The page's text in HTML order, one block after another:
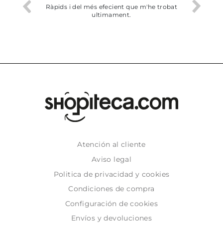
Ràpids i del més efecient que m'he trobat
ultimament.
Atención al cliente
Aviso legal
Politica de privacidad y cookies
Condiciones de compra
Configuración de cookies
Envíos y devoluciones